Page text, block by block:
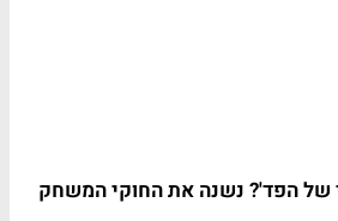
של הפד'? נשנה את החוקי המשחק